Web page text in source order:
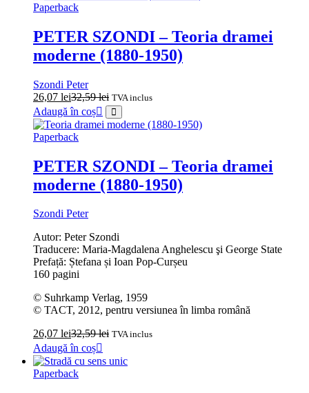
Paperback
PETER SZONDI – Teoria dramei
moderne (1880-1950)
Szondi Peter
26,07 lei32,59lei TVA inclus
Adaugă în coș
Paperback
PETER SZONDI – Teoria dramei
moderne (1880-1950)
Szondi Peter
Autor: Peter Szondi
Traducere: Maria-Magdalena Anghelescu şi George State
Prefață: Ștefana și Ioan Pop-Curșeu
160 pagini
© Suhrkamp Verlag, 1959
© TACT, 2012, pentru versiunea în limba română
26,07 lei32,59lei TVA inclus
Adaugă în coș
Paperback